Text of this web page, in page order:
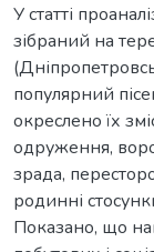
У статті
зібраний на
популярний
окреслено їх
одруження,
зрада,
родинні
Показано, що